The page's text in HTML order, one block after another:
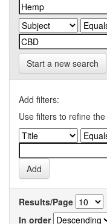
Start a new search
Add filters:
Use filters to refine
Results/Page
In order